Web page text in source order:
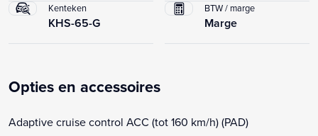
Kenteken
KHS-65-G
BTW / marge
Marge
Opties en accessoires
Adaptive cruise control ACC (tot 160 km/h) (PAD)